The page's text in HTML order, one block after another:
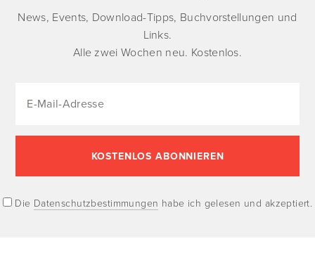
News, Events, Download-Tipps, Buchvorstellungen und
Links.
Alle zwei Wochen neu. Kostenlos.
Die Datenschutzbestimmungen habe ich gelesen und akzeptiert.